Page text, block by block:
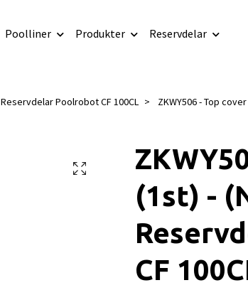
Poolliner Produkter Reservdelar
Reservdelar Poolrobot CF 100CL ZKWY506 - Top
(1st) -
CF